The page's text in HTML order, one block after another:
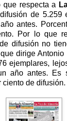
que respecta a
de 5.259
antes.
Por lo que
difusión no
dirige
ejemplares,
año antes. Es
ciento de difusión.